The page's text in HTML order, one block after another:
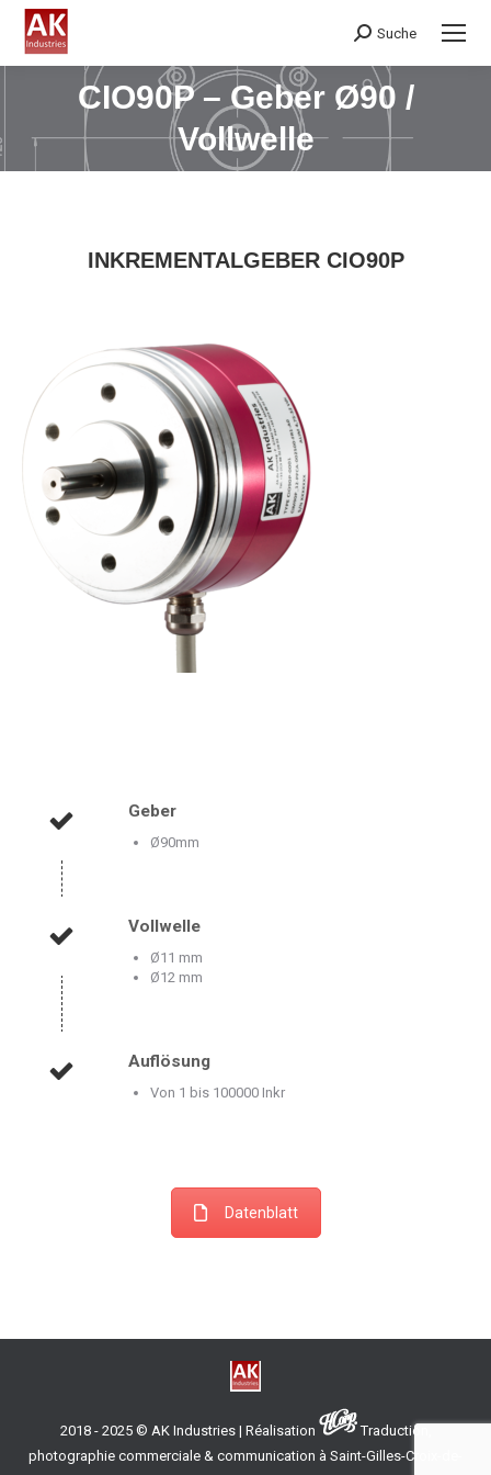
Search:
Suche
CIO90P – Geber Ø90 /
Vollwelle
Sie befinden sich hier:
INKREMENTALGEBER CIO90P
Geber
Ø90mm
Vollwelle
Ø11 mm
Ø12 mm
Auflösung
Von 1 bis 100000 Inkr
Datenblatt
2018 - 2025 © AK Industries | Réalisation
Traduction,
photographie commerciale & communication à Saint-Gilles-Croix-de-